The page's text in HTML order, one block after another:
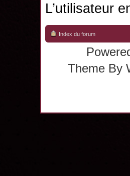
L’utilisateur
Index du forum
Theme By